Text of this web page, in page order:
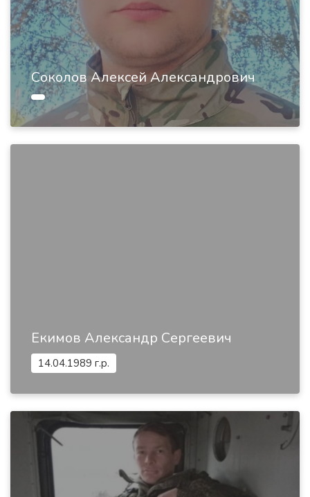
Соколов Алексей Александрович
Екимов Александр Сергеевич
14.04.1989 г.р.